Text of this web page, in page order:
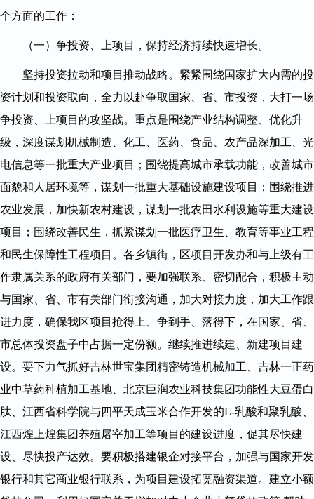
个方面的工作：
（一）争投资、上项目，保持经济持续快速增长。
坚持投资拉动和项目推动战略。紧紧围绕国家扩大内需的投
资计划和投资取向，全力以赴争取国家、省、市投资，大打一场
争投资、上项目的攻坚战。重点是围绕产业结构调整、优化升
级，深度谋划机械制造、化工、医药、食品、农产品深加工、光
电信息等一批重大产业项目；围绕提高城市承载功能，改善城市
面貌和人居环境等，谋划一批重大基础设施建设项目；围绕推进
农业发展，加快新农村建设，谋划一批农田水利设施等重大建设
项目；围绕改善民生，抓紧谋划一批医疗卫生、教育等事业工程
和民生保障性工程项目。各乡镇街，区项目开发办和与上级有工
作隶属关系的政府有关部门，要加强联系、密切配合，积极主动
与国家、省、市有关部门衔接沟通，加大对接力度，加大工作跟
进力度，确保我区项目抢得上、争到手、落得下，在国家、省、
市总体投资盘子中占据一定份额。继续推进续建、新建项目建
设。要下力气抓好吉林世宝集团精密铸造机械加工、吉林一正药
业中草药种植加工基地、北京巨润农业科技集团功能性大豆蛋白
肽、江西省科学院与四平天成玉米合作开发的L-乳酸和聚乳酸、
江西煌上煌集团养殖屠宰加工等项目的建设进度，促其尽快建
设、尽快投产达效。要积极搭建银企对接平台，加强与国家开发
银行和其它商业银行联系，为项目建设拓宽融资渠道。建立小额